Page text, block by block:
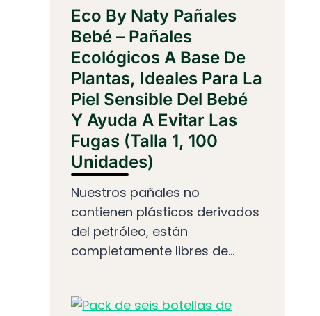
Eco By Naty Pañales
Bebé – Pañales
Ecológicos A Base De
Plantas, Ideales Para La
Piel Sensible Del Bebé
Y Ayuda A Evitar Las
Fugas (Talla 1, 100
Unidades)
Nuestros pañales no
contienen plásticos derivados
del petróleo, están
completamente libres de...